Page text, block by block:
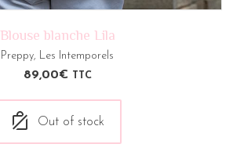
Blouse blanche Lila
Preppy, Les Intemporels
89,00€ TTC
Out of stock